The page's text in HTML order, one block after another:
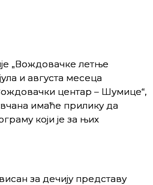
„Вождовачке летње
и августа месеца
центар – Шумице“,
имаће прилику да
који је за њих
за дечију представу